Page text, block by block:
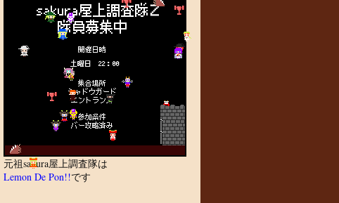
元祖sakura屋上調査隊は
Lemon De Pon!!です